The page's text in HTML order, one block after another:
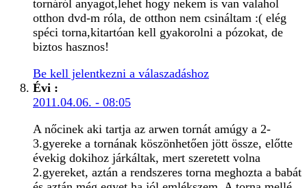
tornáról anyagot,lehet hogy nekem is van valahol
otthon dvd-m róla, de otthon nem csináltam :( elég
spéci torna,kitartóan kell gyakorolni a pózokat, de
biztos hasznos!
Be kell jelentkezni a válaszadáshoz
Évi :
2011.04.06. - 08:05
A nőcinek aki tartja az arwen tornát amúgy a 2-
3.gyereke a tornának köszönhetően jött össze, előtte
évekig dokihoz járkáltak, mert szeretett volna
2.gyereket, aztán a rendszeres torna meghozta a babát